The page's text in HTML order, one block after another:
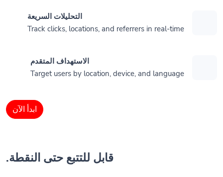
التحليلات السريعة
Track clicks, locations, and referrers in real-time
الاستهداف المتقدم
Target users by location, device, and language
ابدأ الآن
قابل للتتبع حتى النقطة.